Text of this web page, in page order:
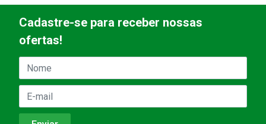
Cadastre-se para receber nossas
ofertas!